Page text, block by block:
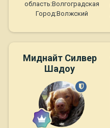
область:Волгоградская
Город:Волжский
Миднайт Силвер
Шадоу